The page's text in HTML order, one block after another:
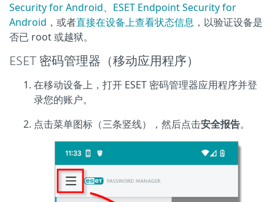
Security for Android、 ESET Endpoint Security for
Android ，或者直接在设备上查看状态信息 ，以验证设备是
否已 root 或越狱。
ESET 密码管理器（移动应用程序）
在移动设备上，打开 ESET 密码管理器应用程序并登
录您的账户。
点击菜单图标（三条竖线），然后点击安全报告。